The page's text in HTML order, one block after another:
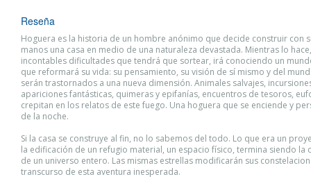
Reseña
Hoguera es la historia de un hombre anónimo que decide construir con
manos una casa en medio de una naturaleza devastada. Mientras lo
incontables dificultades que tendrá que sortear, irá conociendo un
que reformará su vida: su pensamiento, su visión de sí mismo y del
serán trastornados a una nueva dimensión. Animales salvajes,
apariciones fantásticas, quimeras y epifanías, encuentros de tesoros,
crepitan en los relatos de este fuego. Una hoguera que se enciende y
de la noche.
Si la casa se construye al fin, no lo sabemos del todo. Lo que era un
la edificación de un refugio material, un espacio físico, termina siendo la
de un universo entero. Las mismas estrellas modificarán sus
transcurso de esta aventura inesperada.